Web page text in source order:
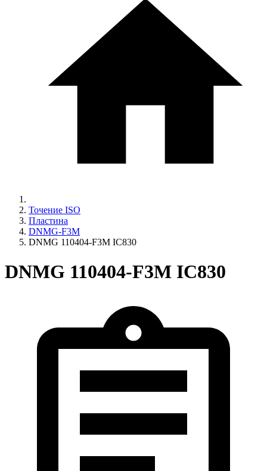
Точение ISO
Пластина
DNMG-F3M
DNMG 110404-F3M IC830
DNMG 110404-F3M IC830